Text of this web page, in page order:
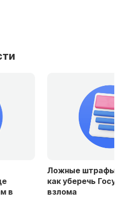
штрафы и кредиты:
Госуслуги от